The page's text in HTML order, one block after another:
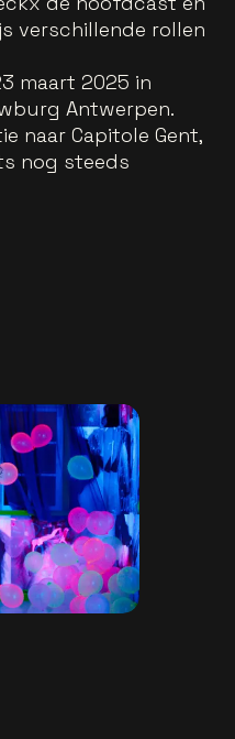
verschillende rollen
maart 2025 in
Antwerpen.
naar Capitole Gent,
nog steeds